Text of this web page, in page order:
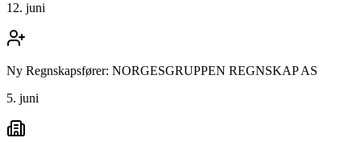
12. juni
Ny Regnskapsfører: NORGESGRUPPEN REGNSKAP AS
5. juni